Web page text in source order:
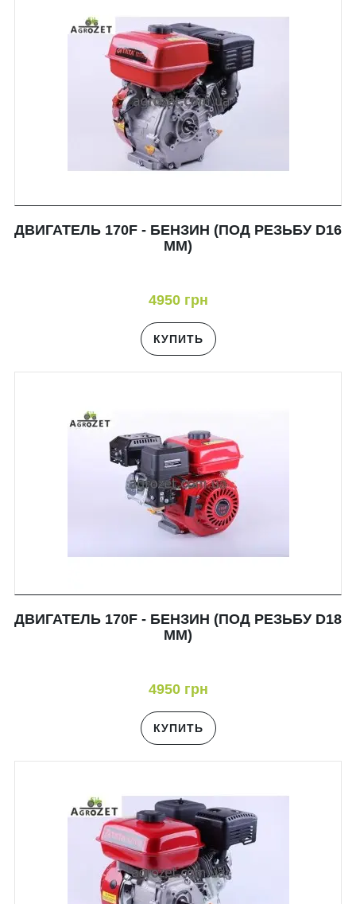
ДВИГАТЕЛЬ 170F - БЕНЗИН (ПОД РЕЗЬБУ D16
ММ)
4950 грн
КУПИТЬ
ДВИГАТЕЛЬ 170F - БЕНЗИН (ПОД РЕЗЬБУ D18
ММ)
4950 грн
КУПИТЬ